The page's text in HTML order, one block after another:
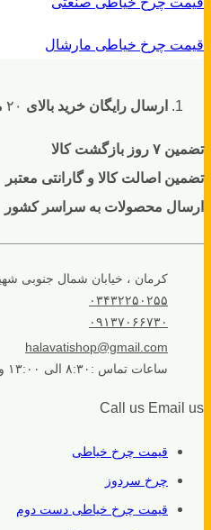
قیمت چرخ خیاطی مارشال
ارسال رایگان خرید بالای
تضمین ۷ روز بازگشت کالا
تضمین اصالت کالا و گارانتی معتبر
ارسال محصولات به سراسر کشور
کرمان ، خیابان شمال جنوبی شهید
۰۳۴۳۲۲۵۰۲۵۵
۰۹۱۳۷۰۶۶۷۳۰
halavatishop@gmail.com
ساعات تماس :۸:۳۰ الی ۱۳:۰۰ و ۱۷:۰۰ الی ۲۰:۳۰
Call us Email us
قیمت چرخ خیاطی
چرخ سردوز
قیمت چرخ خیاطی دست دوم